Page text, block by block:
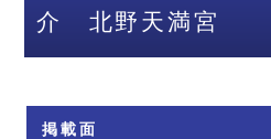
介 北野天満宮
掲載面